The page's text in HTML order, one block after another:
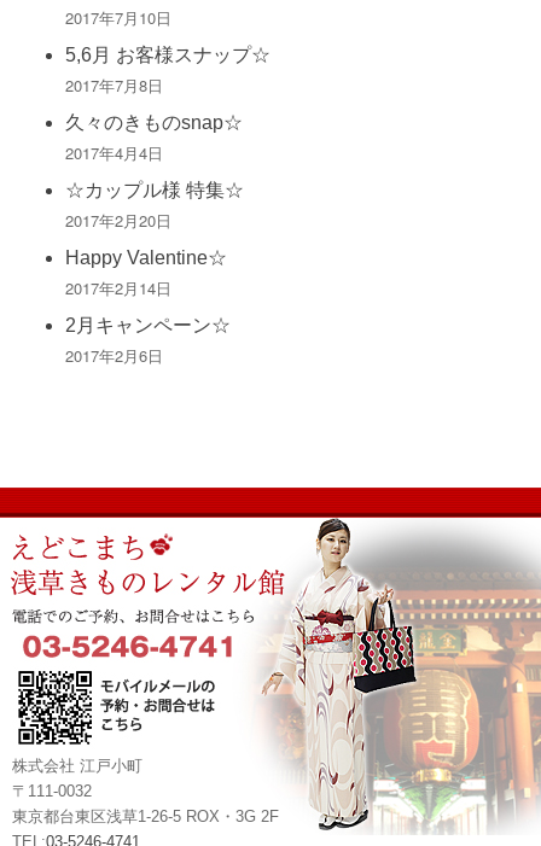
2017年7月10日
5,6月 お客様スナップ☆
2017年7月8日
久々のきものsnap☆
2017年4月4日
☆カップル様 特集☆
2017年2月20日
Happy Valentine☆
2017年2月14日
2月キャンペーン☆
2017年2月6日
株式会社 江戸小町
〒111-0032
東京都台東区浅草1-26-5 ROX・3G 2F
TEL:03-5246-4741